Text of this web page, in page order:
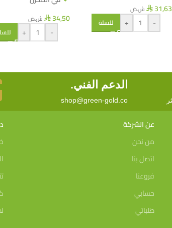
⃁ 31,63 ش.ض
-
+ للسلة ⃁34,50 ش.ض
-
+
الدعم الفني.
shop@green-gold.co
عن الشركة
من نحن
اتصل بنا
فروعنا
حسابي
طلباتي